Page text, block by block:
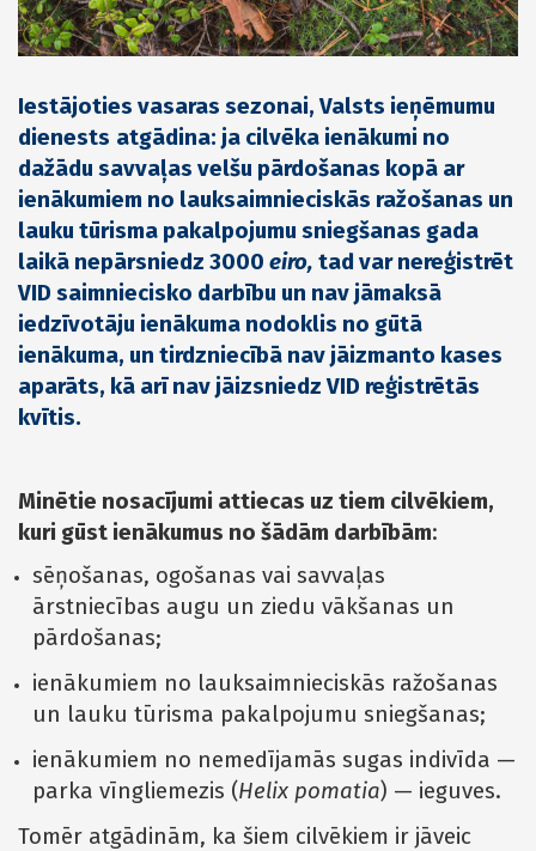
Iestājoties vasaras sezonai,Valsts ieņēmumu
dienests atgādina: ja cilvēka ienākumi no
dažādu savvaļas velšu pārdošanas kopā ar
ienākumiem no lauksaimnieciskās ražošanas un
lauku tūrisma pakalpojumu sniegšanas gada
laikā nepārsniedz 3000 eiro, tad var nereģistrēt
VID saimniecisko darbību un nav jāmaksā
iedzīvotāju ienākuma nodoklis no gūtā
ienākuma, un tirdzniecībā nav jāizmanto kases
aparāts, kā arī nav jāizsniedz VID reģistrētās
kvītis.
Minētie nosacījumi attiecas uz tiem cilvēkiem,
kuri gūst ienākumus no šādām darbībām:
sēņošanas, ogošanas vai savvaļas
ārstniecības augu un ziedu vākšanas un
pārdošanas;
ienākumiem no lauksaimnieciskās ražošanas
un lauku tūrisma pakalpojumu sniegšanas;
ienākumiem no nemedījamās sugas indivīda —
parka vīngliemezis (Helix pomatia) — ieguves.
Tomēr atgādinām, ka šiem cilvēkiem ir jāveic